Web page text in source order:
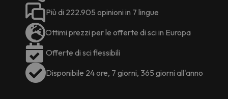
Più di 222.905 opinioni in 7 lingue
Ottimi prezzi per le offerte di sci in Europa
Offerte di sci flessibili
Disponibile 24 ore, 7 giorni, 365 giorni all'anno